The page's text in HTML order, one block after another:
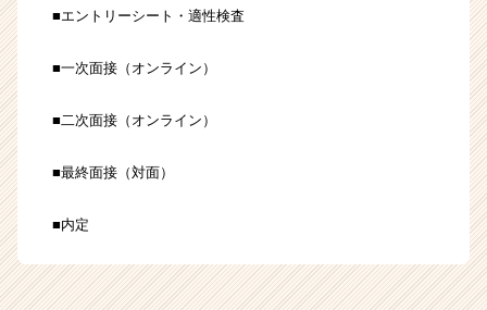
■エントリーシート・適性検査
■一次面接（オンライン）
■二次面接（オンライン）
■最終面接（対面）
■内定